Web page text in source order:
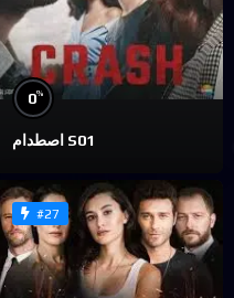
0%
اصطدام S01
#27